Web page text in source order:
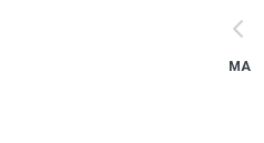
MA